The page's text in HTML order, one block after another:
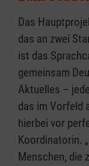
Das
das an zwei
ist das
gemeinsam
Aktuelles –
das im Vorfeld
hierbei vor
Koordinatorin.
Menschen, die